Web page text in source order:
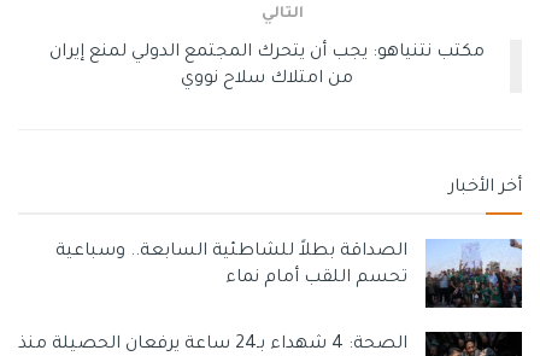
التالي
مكتب نتنياهو: يجب أن يتحرك المجتمع الدولي لمنع إيران
من امتلاك سلاح نووي
أخر الأخبار
الصداقة بطلاً للشاطئية السابعة.. وسباعية
تحسم اللقب أمام نماء
الصحة: 4 شهداء بـ24 ساعة يرفعان الحصيلة منذ